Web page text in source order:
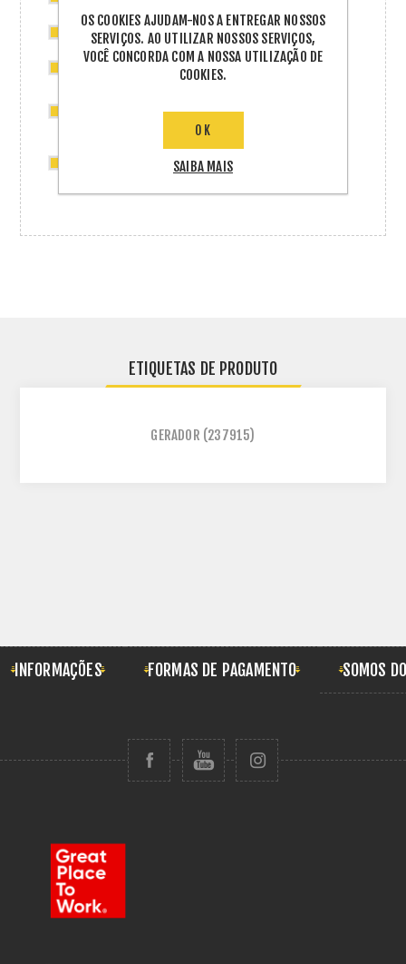
2 x Conector Hoymiles (Hms)
1 x Tampa Final Femea Hoymiles - Ca (Hms)
1 x Dtu-Lite-S Se Sistema de Monitoramento
ETIQUETAS DE PRODUTO
GERADOR (237915)
INFORMAÇÕES FORMAS DE PAGAMENTO SOMOS
OS COOKIES AJUDAM-NOS A ENTREGAR NOSSOS
SERVIÇOS. AO UTILIZAR NOSSOS SERVIÇOS,
VOCÊ CONCORDA COM A NOSSA UTILIZAÇÃO DE
COOKIES.
OK
SAIBA MAIS